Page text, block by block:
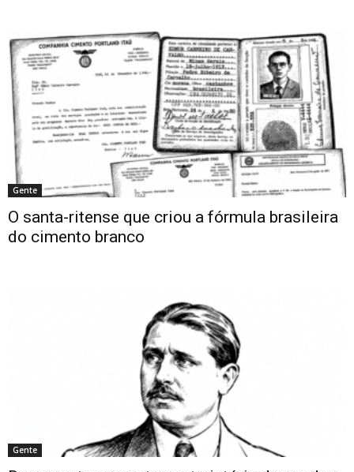
Gente
O santa-ritense que criou a fórmula brasileira
do cimento branco
Gente